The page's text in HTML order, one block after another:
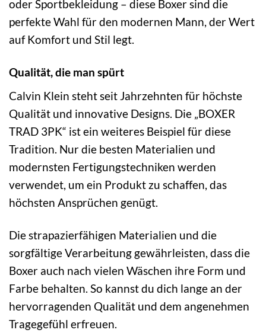
oder Sportbekleidung – diese Boxer sind die
perfekte Wahl für den modernen Mann, der Wert
auf Komfort und Stil legt.
Qualität, die man spürt
Calvin Klein steht seit Jahrzehnten für höchste
Qualität und innovative Designs. Die „BOXER
TRAD 3PK“ ist ein weiteres Beispiel für diese
Tradition. Nur die besten Materialien und
modernsten Fertigungstechniken werden
verwendet, um ein Produkt zu schaffen, das
höchsten Ansprüchen genügt.
Die strapazierfähigen Materialien und die
sorgfältige Verarbeitung gewährleisten, dass die
Boxer auch nach vielen Wäschen ihre Form und
Farbe behalten. So kannst du dich lange an der
hervorragenden Qualität und dem angenehmen
Tragegefühl erfreuen.